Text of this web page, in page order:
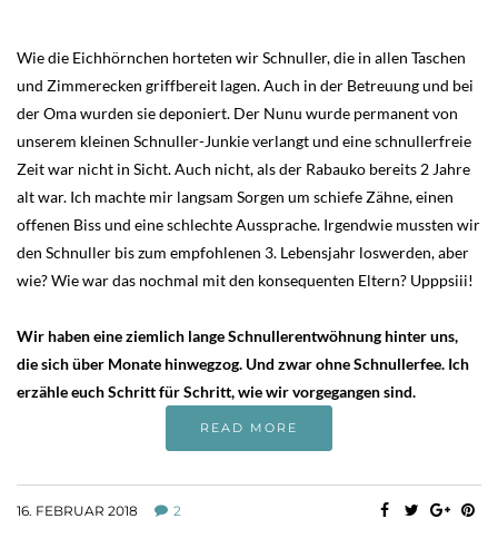
Wie die Eichhörnchen horteten wir Schnuller, die in allen Taschen
und Zimmerecken griffbereit lagen. Auch in der Betreuung und bei
der Oma wurden sie deponiert. Der Nunu wurde permanent von
unserem kleinen Schnuller-Junkie verlangt und eine schnullerfreie
Zeit war nicht in Sicht. Auch nicht, als der Rabauko bereits 2 Jahre
alt war. Ich machte mir langsam Sorgen um schiefe Zähne, einen
offenen Biss und eine schlechte Aussprache. Irgendwie mussten wir
den Schnuller bis zum empfohlenen 3. Lebensjahr loswerden, aber
wie? Wie war das nochmal mit den konsequenten Eltern? Upppsiii!
Wir haben eine ziemlich lange Schnullerentwöhnung hinter uns,
die sich über Monate hinwegzog. Und zwar ohne Schnullerfee. Ich
erzähle euch Schritt für Schritt, wie wir vorgegangen sind.
READ MORE
16. FEBRUAR 2018 2